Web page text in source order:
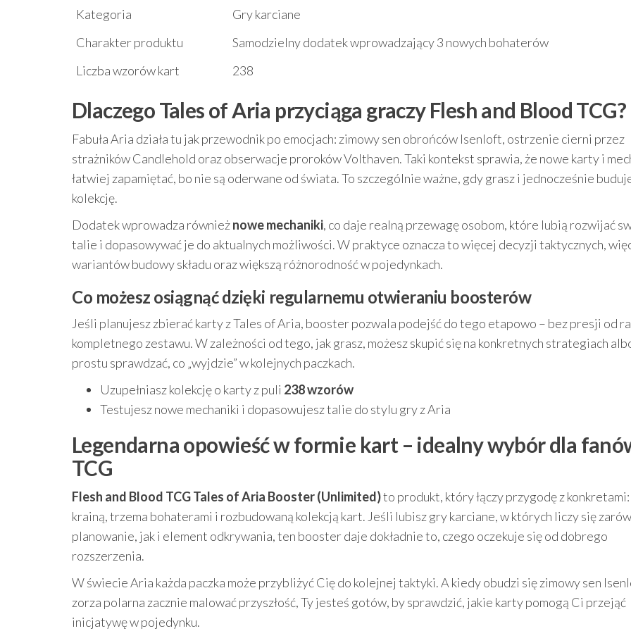
Kategoria
Gry karciane
Charakter produktu
Samodzielny dodatek wprowadzający 3 nowych bohaterów
Liczba wzorów kart
238
Dlaczego Tales of Aria przyciąga graczy Flesh and Blood TCG?
Fabuła Aria działa tu jak przewodnik po emocjach: zimowy sen obrońców Isenloft, ostrzenie cierni przez
strażników Candlehold oraz obserwacje proroków Volthaven. Taki kontekst sprawia, że nowe karty i
łatwiej zapamiętać, bo nie są oderwane od świata. To szczególnie ważne, gdy grasz i jednocześnie
kolekcję.
Dodatek wprowadza równieżnowe mechaniki, co daje realną przewagę osobom, które lubią rozwijać
talie i dopasowywać je do aktualnych możliwości. W praktyce oznacza to więcej decyzji taktycznych,
wariantów budowy składu oraz większą różnorodność w pojedynkach.
Co możesz osiągnąć dzięki regularnemu otwieraniu boosterów
Jeśli planujesz zbierać karty z Tales of Aria, booster pozwala podejść do tego etapowo – bez presji od
kompletnego zestawu. W zależności od tego, jak grasz, możesz skupić się na konkretnych strategiach
prostu sprawdzać, co „wyjdzie” w kolejnych paczkach.
Uzupełniasz kolekcję o karty z puli 238 wzorów
Testujesz nowe mechaniki i dopasowujesz talie do stylu gry z Aria
Legendarna opowieść w formie kart – idealny wybór dla
TCG
Flesh and Blood TCG Tales of Aria Booster (Unlimited)to produkt, który łączy przygodę z
krainą, trzema bohaterami i rozbudowaną kolekcją kart. Jeśli lubisz gry karciane, w których liczy się
planowanie, jak i element odkrywania, ten booster daje dokładnie to, czego oczekuje się od dobrego
rozszerzenia.
W świecie Aria każda paczka może przybliżyć Cię do kolejnej taktyki. A kiedy obudzi się zimowy sen
zorza polarna zacznie malować przyszłość, Ty jesteś gotów, by sprawdzić, jakie karty pomogą Ci przejąć
inicjatywę w pojedynku.